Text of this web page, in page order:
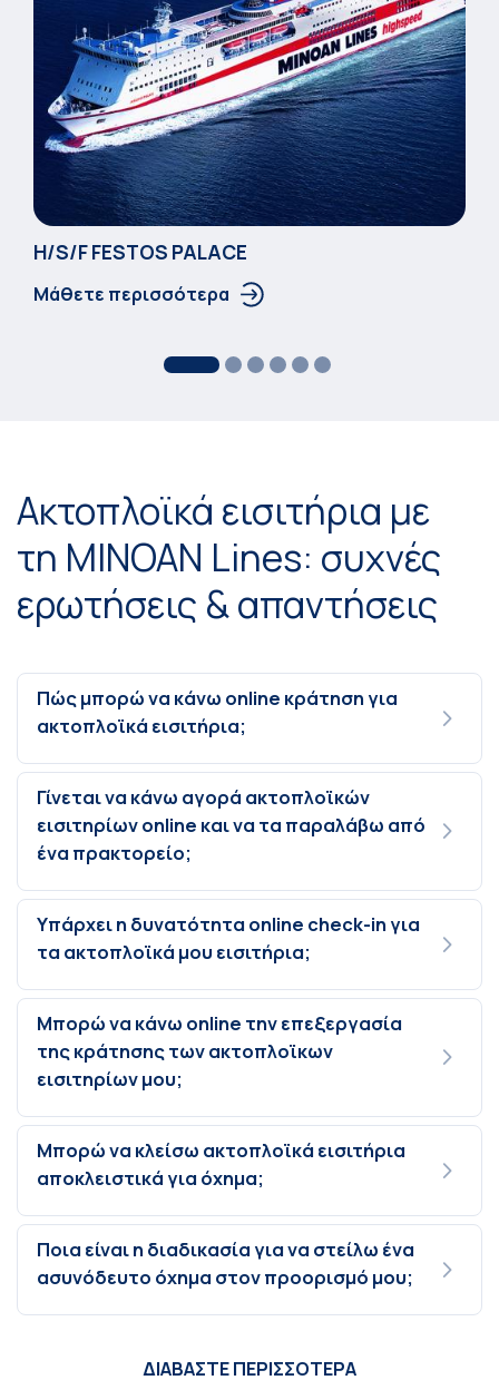
Η/S/F FESTOS PALACΕ
Μάθετε περισσότερα
Ακτοπλοϊκά εισιτήρια με
τη MINOAN Lines: συχνές
ερωτήσεις & απαντήσεις
Πώς μπορώ να κάνω online κράτηση για
ακτοπλοϊκά εισιτήρια;
Γίνεται να κάνω αγορά ακτοπλοϊκών
εισιτηρίων online και να τα παραλάβω από
ένα πρακτορείο;
Υπάρχει η δυνατότητα online check-in για
τα ακτοπλοϊκά μου εισιτήρια;
Μπορώ να κάνω online την επεξεργασία
της κράτησης των ακτοπλοϊκων
εισιτηρίων μου;
Μπορώ να κλείσω ακτοπλοϊκά εισιτήρια
αποκλειστικά για όχημα;
Ποια είναι η διαδικασία για να στείλω ένα
ασυνόδευτο όχημα στον προορισμό μου;
ΔΙΑΒΑΣΤΕ ΠΕΡΙΣΣΟΤΕΡΑ